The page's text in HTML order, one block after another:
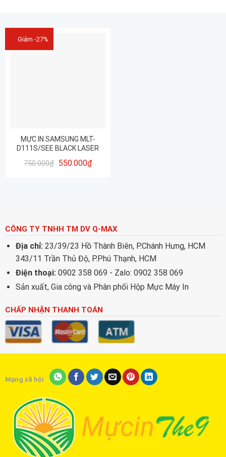
Giảm -27%
MỰC IN SAMSUNG MLT-
D111S/SEE BLACK LASER
750.000₫ 550.000₫
CÔNG TY TNHH TM DV Q-MAX
Địa chỉ: 23/39/23 Hồ Thành Biên, P.Chánh Hưng, HCM
343/11 Trần Thủ Độ, P.Phú Thạnh, HCM
Điện thoại: 0902 358 069 - Zalo: 0902 358 069
Sản xuất, Gia công và Phân phối Hộp Mực Máy In
CHẤP NHẬN THANH TOÁN
Mạng xã hội